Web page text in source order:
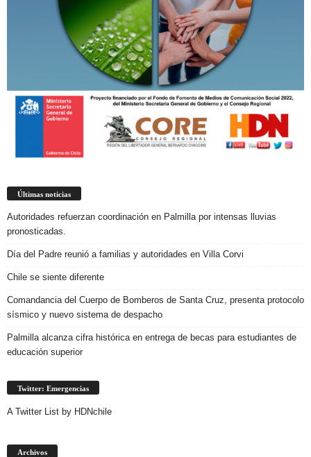
Últimas noticias
Autoridades refuerzan coordinación en Palmilla por intensas lluvias
pronosticadas.
Día del Padre reunió a familias y autoridades en Villa Corvi
Chile se siente diferente
Comandancia del Cuerpo de Bomberos de Santa Cruz, presenta protocolo
sísmico y nuevo sistema de despacho
Palmilla alcanza cifra histórica en entrega de becas para estudiantes de
educación superior
Twitter: Emergencias
A Twitter List by HDNchile
Archivos